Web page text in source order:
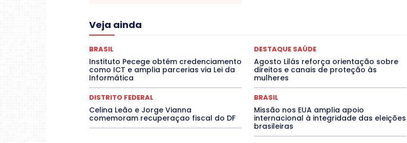
Veja ainda
COLUNAS
CONTRATO TEMPORÁRIO
DESTAQUE BRASIL DESTAQUE DF
DESTAQUES
Destaques Enfermagem Unida DESTAQUES OUTROS
DISTRITO FEDERAL
EDUCAÇÃO
ELEIÇÕES EMPREGO E OPORTUNIDADES ENTORNO
Especial
Espírito Santo
ESPORTE ESTÁGIO EVENTOS EXPOSIÇÃO Featured
Febre Amarela
Jogos Online
LITERATURA
Mato Grosso do Sul
Minas Gerais
O Plantonista
Opinião Pará Paraíba Paraná Pernambuco
POLÍTICA
PROCESSO SELETIVO PUBLIEDITORIAL
QUALIFICAÇÃO PROFISSIONAL
RESIDÊNCIA
Rio de Janeiro Rio Grande do Sul Roraima
SEGURANÇA Soltando o Verbo TÁ FROID?
BRASIL
Instituto Pecege obtém credenciamento
como ICT e amplia parcerias via Lei da
Informática
DESTAQUE SAÚDE
Agosto Lilás reforça orientação sobre
direitos e canais de proteção às
mulheres
DISTRITO FEDERAL
Celina Leão e Jorge Vianna
comemoram recuperaçao fiscal do DF
BRASIL
Missão nos EUA amplia apoio
internacional à integridade das eleições
brasileiras